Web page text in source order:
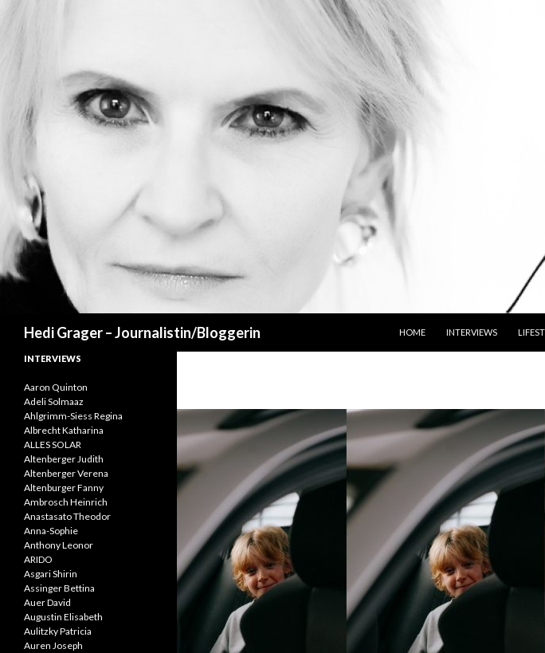
Hedi Grager – Journalistin/Bloggerin
HOME
INTERVIEWS
INTERVIEWS
Aaron Quinton
Adeli Solmaaz
Ahlgrimm-Siess Regina
Albrecht Katharina
ALLES SOLAR
Altenberger Judith
Altenberger Verena
Altenburger Fanny
Ambrosch Heinrich
Anastasato Theodor
Anna-Sophie
Anthony Leonor
ARIDO
Asgari Shirin
Assinger Bettina
Auer David
Augustin Elisabeth
Aulitzky Patricia
Auren Joseph